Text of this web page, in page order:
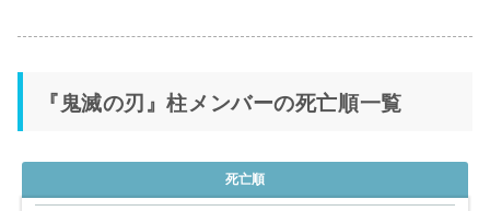
『鬼滅の刃』柱メンバーの死亡順一覧
死亡順